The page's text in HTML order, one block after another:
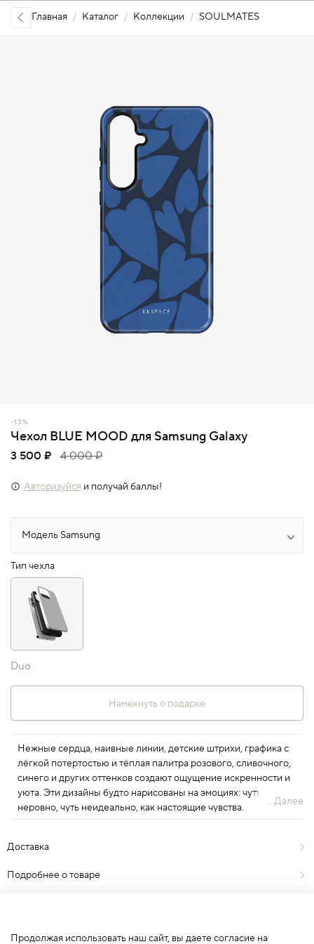
Главная Каталог Коллекции SOULMATES
-13%
Чехол BLUE MOOD для Samsung Galaxy
3 500 ₽ 4 000 ₽
Авторизуйся и получай баллы!
Тип чехла
Duo
Намекнуть о подарке
Нежные сердца, наивные линии, детские штрихи, графика с
лёгкой потертостью и тёплая палитра розового, сливочного,
синего и других оттенков создают ощущение искренности и
уюта. Эти дизайны будто нарисованы на эмоциях: чуть
неровно, чуть неидеально, как настоящие чувства.
SOULMATES – коллекция про любовь, которая all around: в
ежедневных ритуалах. Про тех, с кем ты на одной волне. Про
святого Валентина и всех дней, когда хочется сохранить тепло
...Далее
Доставка
Подробнее о товаре
Продолжая использовать наш сайт, вы даете согласие на